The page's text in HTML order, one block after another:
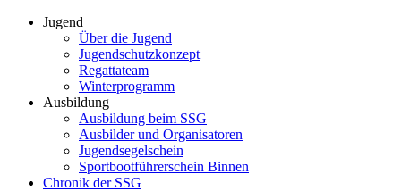
Jugend
Über die Jugend
Jugendschutzkonzept
Regattateam
Winterprogramm
Ausbildung
Ausbildung beim SSG
Ausbilder und Organisatoren
Jugendsegelschein
Sportbootführerschein Binnen
Chronik der SSG